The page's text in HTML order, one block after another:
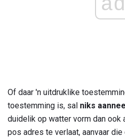
Of daar 'n uitdruklike
toestemming is, sal niks
duidelik op watter vorm dan ook
pos adres te verlaat, aanvaar